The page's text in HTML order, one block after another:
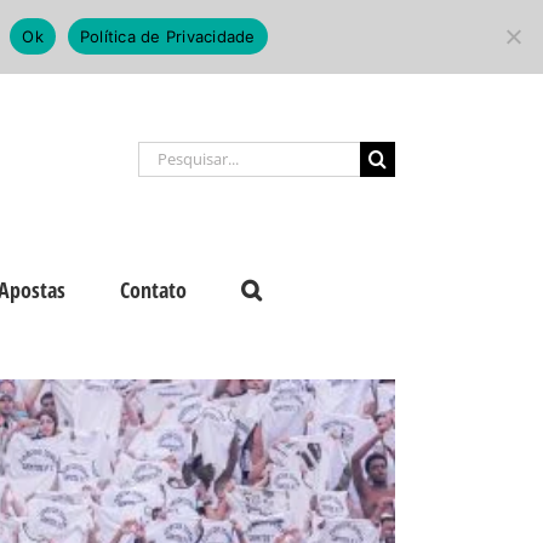
Buscar
resultados
Contato
Ok Política de Privacidade